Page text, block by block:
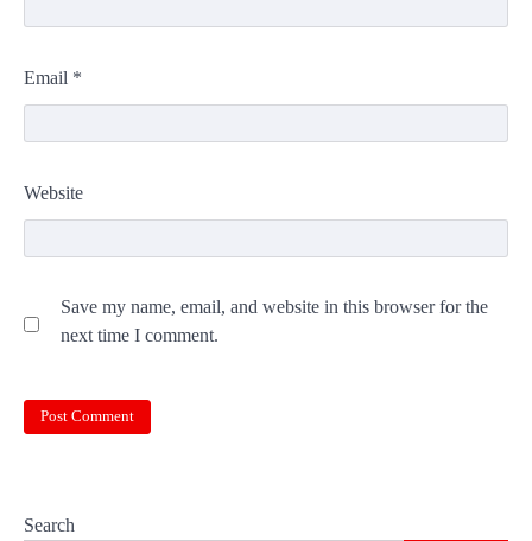
Email *
Website
Save my name, email, and website in this browser for the
next time I comment.
Search